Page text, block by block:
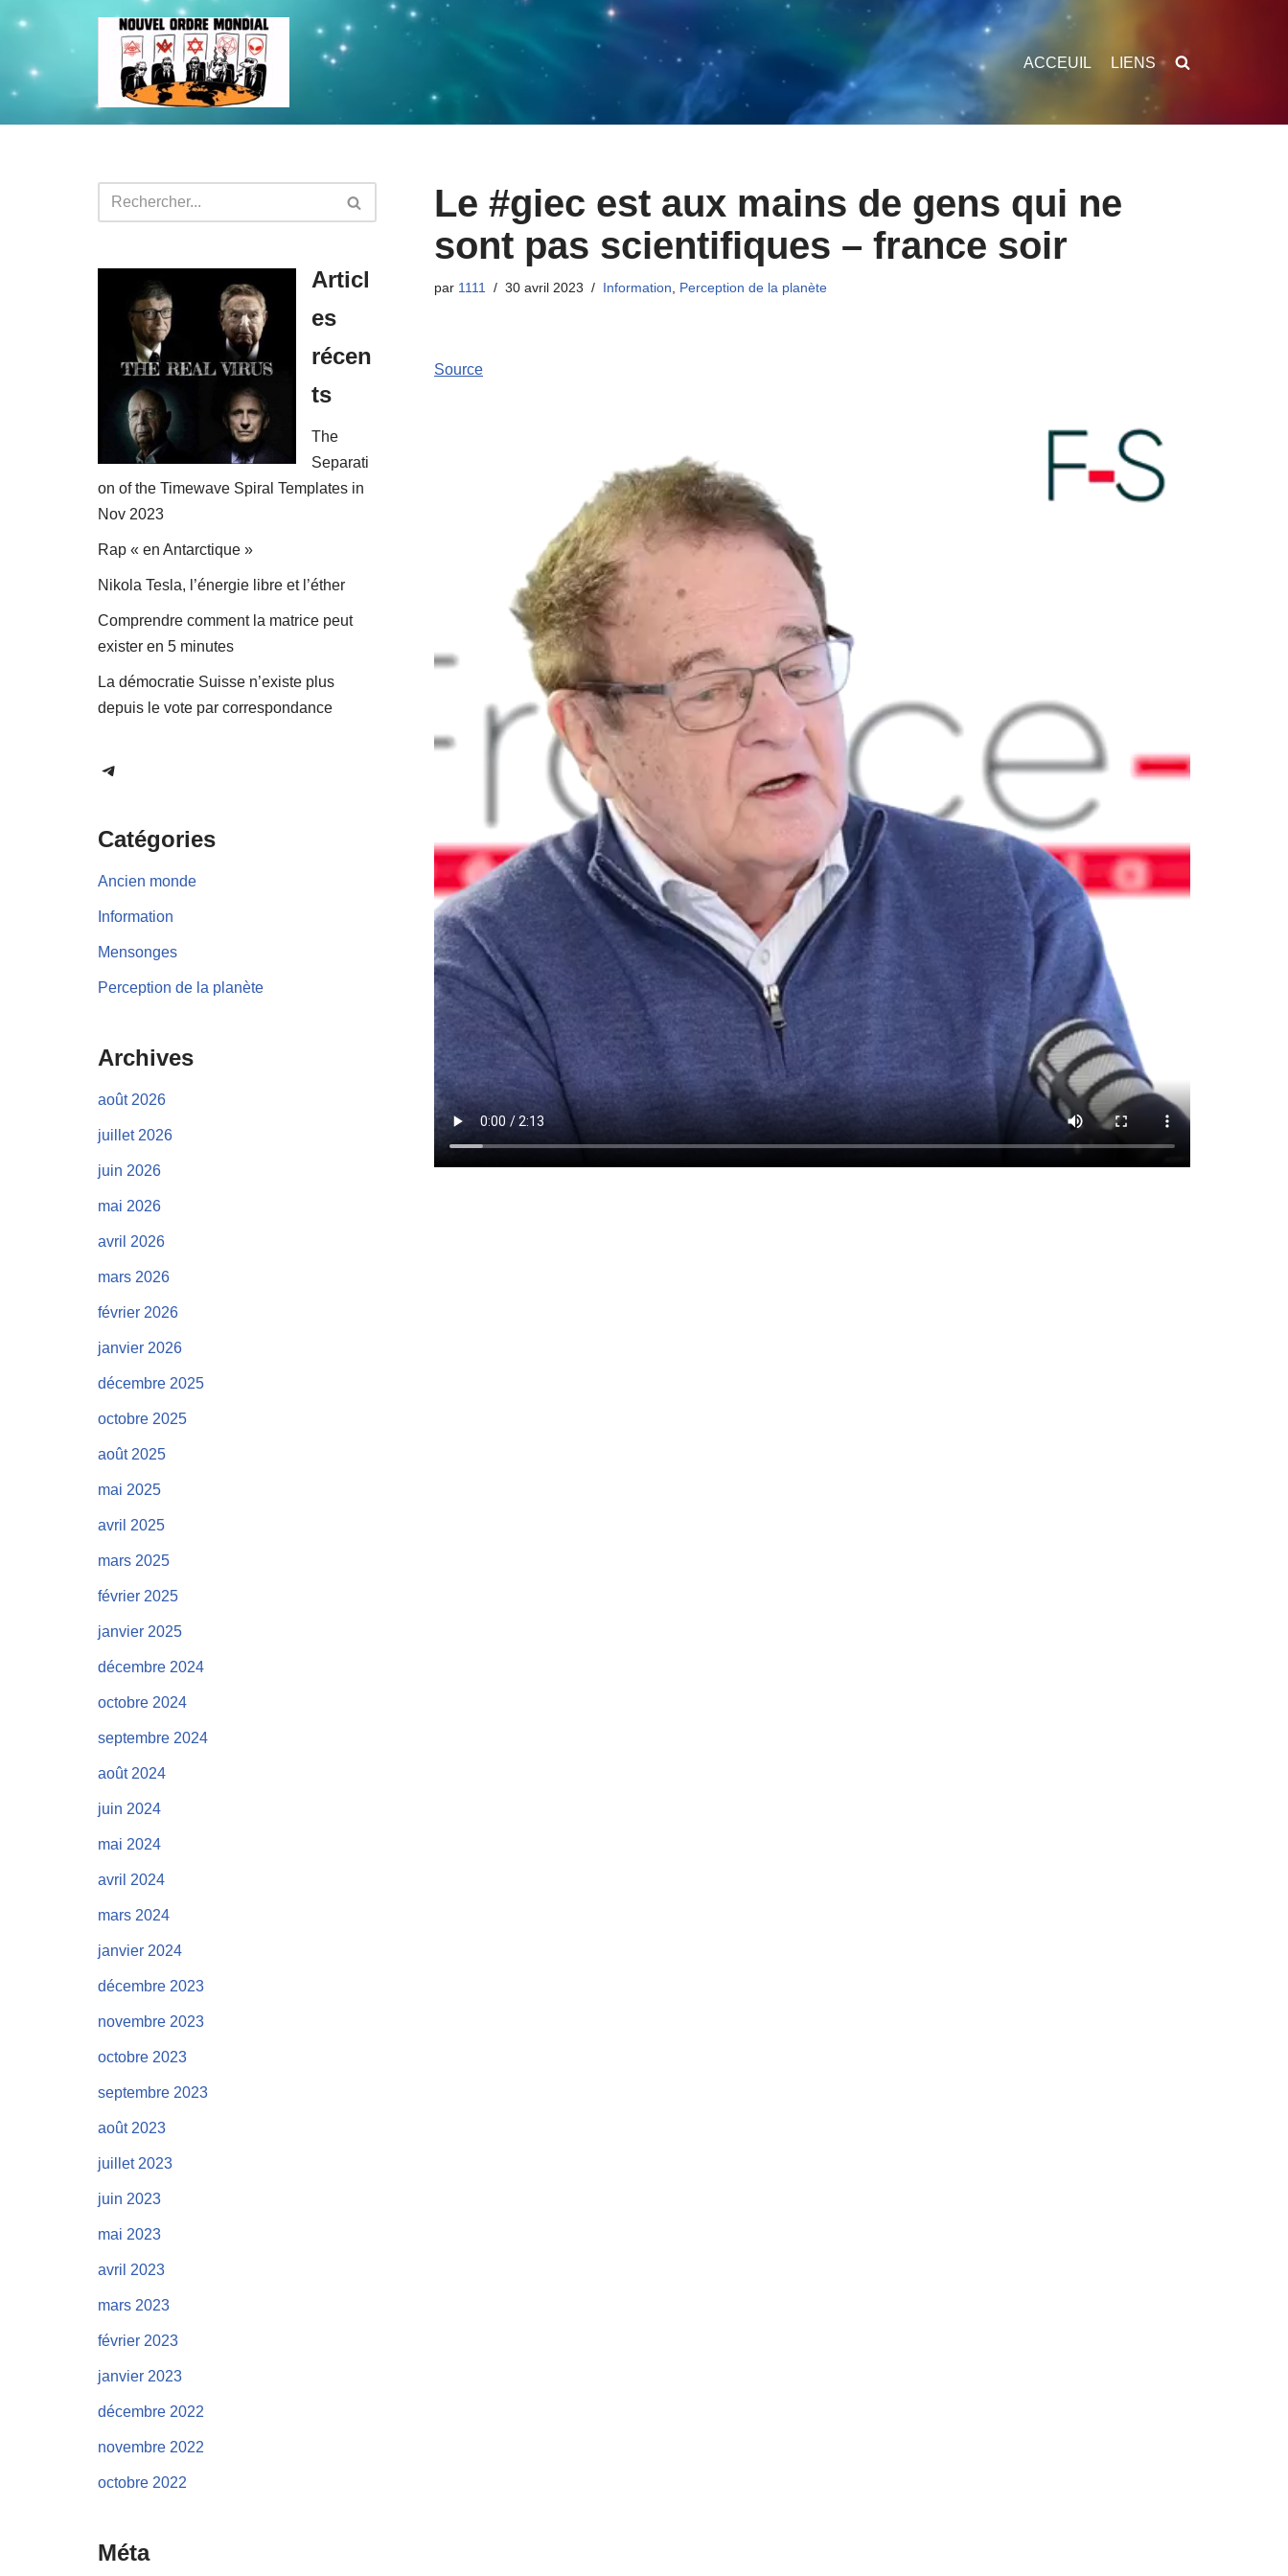
au
ACCEUIL LIENS
Articl
es
récen
ts
The
Separati
on of the Timewave Spiral Templates in
Nov 2023
Rap « en Antarctique »
Nikola Tesla, l’énergie libre et l’éther
Comprendre comment la matrice peut
exister en 5 minutes
La démocratie Suisse n’existe plus
depuis le vote par correspondance
Catégories
Ancien monde
Information
Mensonges
Perception de la planète
Archives
août 2026
juillet 2026
juin 2026
mai 2026
avril 2026
mars 2026
février 2026
janvier 2026
décembre 2025
octobre 2025
août 2025
mai 2025
avril 2025
mars 2025
février 2025
janvier 2025
décembre 2024
octobre 2024
septembre 2024
août 2024
juin 2024
mai 2024
avril 2024
mars 2024
janvier 2024
décembre 2023
novembre 2023
octobre 2023
septembre 2023
août 2023
juillet 2023
juin 2023
mai 2023
avril 2023
mars 2023
février 2023
janvier 2023
décembre 2022
novembre 2022
octobre 2022
Méta
Le #giec est aux mains de gens qui ne
sont pas scientifiques – france soir
par 1111 30 avril 2023 Information Perception de la planète
Source